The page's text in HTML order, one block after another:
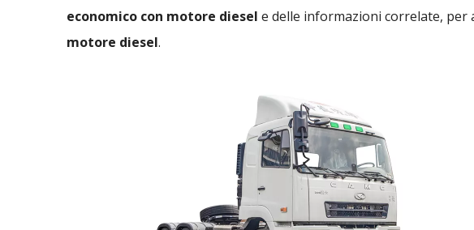
economico con motore diesel e delle informazioni correlate, per
motore diesel.